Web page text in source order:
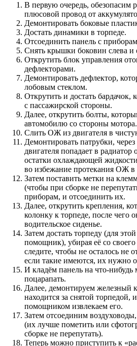
В первую очередь, обезопасим
плюсовой провод от
Демонтировать боковые
Достать динамики в торпеде.
Отсоединить панель с
Снять крышки боковин слева и
Открутить блок управления
дефлекторами.
Демонтировать дефлектор,
лобовым стеклом.
Открутить и достать бардачок,
с пассажирской стороны.
Далее, открутить болты,
автомобилю со стороны мотора.
Слить ОЖ из двигателя в
Демонтировать патрубки,
двигателя попадает в радиатор
остатки охлаждающей
во избежание протекания ОЖ в
Затем поставить метки на
(чтобы при сборке не
приборам, и отсоединить их.
Далее, открутить крепления,
колонку к торпеде, после чего
водительское сиденье.
Затем достать торпеду (для
помощник), убирая её со
следите, чтобы не осталось не
если такие имеются, их нужно
И кладём панель на что-нибудь
поцарапать.
Далее, демонтируем железный
находится за снятой торпедой,
помощником извлекаем его.
Затем отсоединим
(их лучше пометить или
сборке не перепутать).
Теперь можно приступить к